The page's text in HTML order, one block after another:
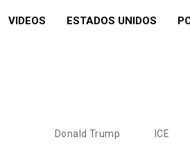
VIDEOS ESTADOS UNIDOS
Donald Trump ICE